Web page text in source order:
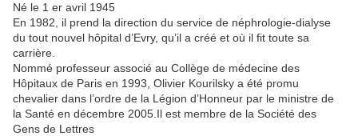
Né le 1 er avril 1945
En 1982, il prend la direction du service de néphrologie-dialyse
du tout nouvel hôpital d’Evry, qu’il a créé et où il fit toute sa
carrière.
Nommé professeur associé au Collège de médecine des
Hôpitaux de Paris en 1993, Olivier Kourilsky a été promu
chevalier dans l’ordre de la Légion d’Honneur par le ministre de
la Santé en décembre 2005.Il est membre de la Société des
Gens de Lettres